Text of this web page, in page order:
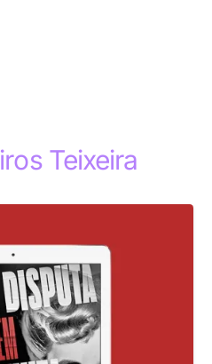
Teixeira